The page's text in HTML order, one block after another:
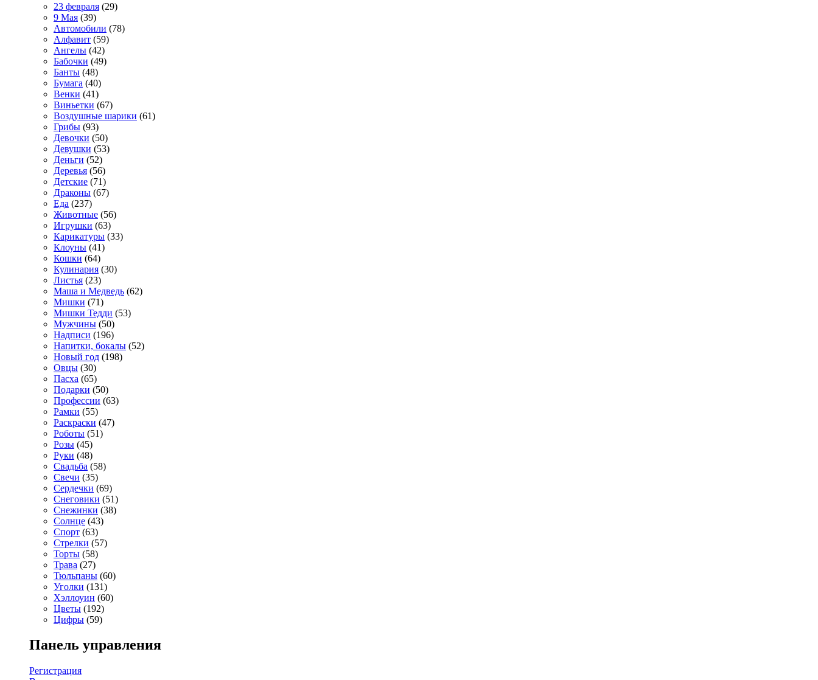
23 февраля (29)
9 Мая (39)
Автомобили (78)
Алфавит (59)
Ангелы (42)
Бабочки (49)
Банты (48)
Бумага (40)
Венки (41)
Виньетки (67)
Воздушные шарики (61)
Грибы (93)
Девочки (50)
Девушки (53)
Деньги (52)
Деревья (56)
Детские (71)
Драконы (67)
Еда (237)
Животные (56)
Игрушки (63)
Карикатуры (33)
Клоуны (41)
Кошки (64)
Кулинария (30)
Листья (23)
Маша и Медведь (62)
Мишки (71)
Мишки Тедди (53)
Мужчины (50)
Надписи (196)
Напитки, бокалы (52)
Новый год (198)
Овцы (30)
Пасха (65)
Подарки (50)
Профессии (63)
Рамки (55)
Раскраски (47)
Роботы (51)
Розы (45)
Руки (48)
Свадьба (58)
Свечи (35)
Сердечки (69)
Снеговики (51)
Снежинки (38)
Солнце (43)
Спорт (63)
Стрелки (57)
Торты (58)
Трава (27)
Тюльпаны (60)
Уголки (131)
Хэллоуин (60)
Цветы (192)
Цифры (59)
Панель управления
Регистрация